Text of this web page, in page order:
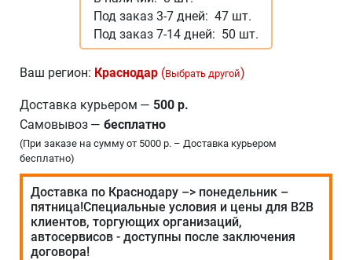
Под заказ 3-7 дней: 47 шт.
Под заказ 7-14 дней: 50 шт.
Ваш регион: Краснодар (Выбрать другой)
Доставка курьером — 500 р.
Самовывоз — бесплатно
(При заказе на сумму от 5000 р. – Доставка курьером
бесплатно)
Доставка по Краснодару –> понедельник –
пятница!Специальные условия и цены для В2В
клиентов, торгующих организаций,
автосервисов - доступны после заключения
договора!